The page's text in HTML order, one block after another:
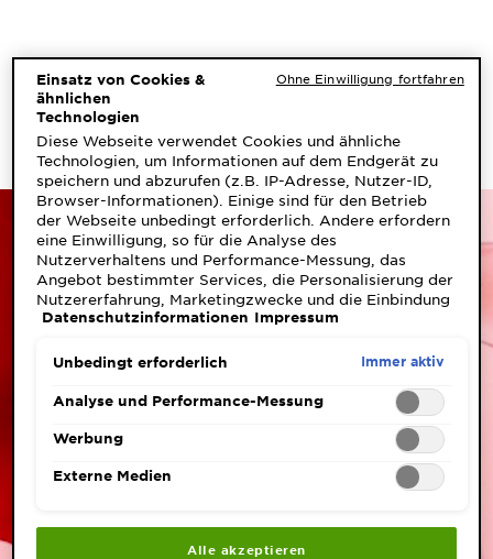
Eco
Beauty
Score
EINZIGARTIGE
INHALTSSTOFFE FÜR
SENSATIONELLE FARBEN
Einsatz von Cookies &
ähnlichen
Technologien
Diese Webseite verwendet Cookies und ähnliche
Technologien, um Informationen auf dem Endgerät zu
speichern und abzurufen (z.B. IP-Adresse, Nutzer-ID,
Browser-Informationen). Einige sind für den Betrieb
der Webseite unbedingt erforderlich. Andere erfordern
eine Einwilligung, so für die Analyse des
Nutzerverhaltens und Performance-Messung, das
Angebot bestimmter Services, die Personalisierung der
Nutzererfahrung, Marketingzwecke und die Einbindung
externer Medien. Nicht unbedingt erforderliche Cookies
abgelehnt ("Ohne Einwilligung fortfahren")
sind ebenfalls möglich und speicherbar ("Auswahl
speichern"). Die Auswahl kann jederzeit unter dem Link
"Cookie-Einstellungen" angepasst werden. Für weitere
Informationen s. unsere Datenschutzinformationen.
Datenschutzinformationen Impressum
Unbedingt erforderlich Immer aktiv
Analyse und Performance-Messung
Werbung
Externe Medien
Alle akzeptieren
Ohne Einwilligung fortfahren